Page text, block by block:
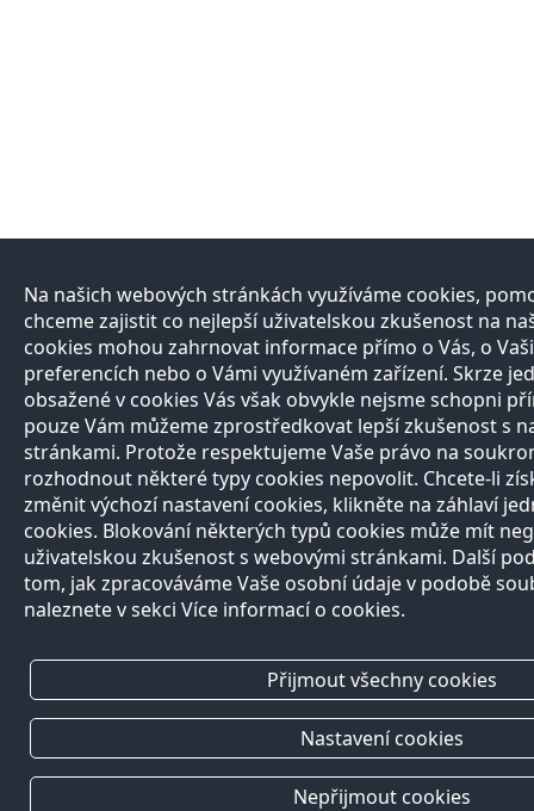
Na našich webových stránkách využíváme cookies,
chceme zajistit co nejlepší uživatelskou zkušenost na
cookies mohou zahrnovat informace přímo o Vás, o
preferencích nebo o Vámi využívaném zařízení. Skrze
obsažené v cookies Vás však obvykle nejsme schopni
pouze Vám můžeme zprostředkovat lepší zkušenost s
stránkami. Protože respektujeme Vaše právo na
rozhodnout některé typy cookies nepovolit. Chcete-li
změnit výchozí nastavení cookies, klikněte na záhlaví
cookies. Blokování některých typů cookies může mít
uživatelskou zkušenost s webovými stránkami. Další
tom, jak zpracováváme Vaše osobní údaje v podobě
naleznete v sekci Více informací o cookies.
Přijmout všechny cookies
Nastavení cookies
Nepřijmout cookies